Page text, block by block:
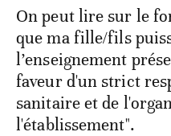
On peut lire sur le
que ma fille/fils
l’enseignement
faveur d'un strict
sanitaire et de
l'établissement".